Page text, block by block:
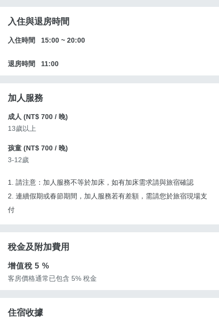
入住與退房時間
入住時間 15:00 ~ 20:00
退房時間 11:00
加人服務
成人 (NT$ 700 / 晚)
13歲以上
孩童 (NT$ 700 / 晚)
3-12歲
1. 請注意：加人服務不等於加床，如有加床需求請與旅宿確認
2. 連續假期或春節期間，加人服務若有差額，需請您於旅宿現場支
付
稅金及附加費用
增值稅5 %
客房價格通常已包含 5% 稅金
住宿收據